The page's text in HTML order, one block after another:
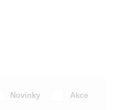
Novinky Akce